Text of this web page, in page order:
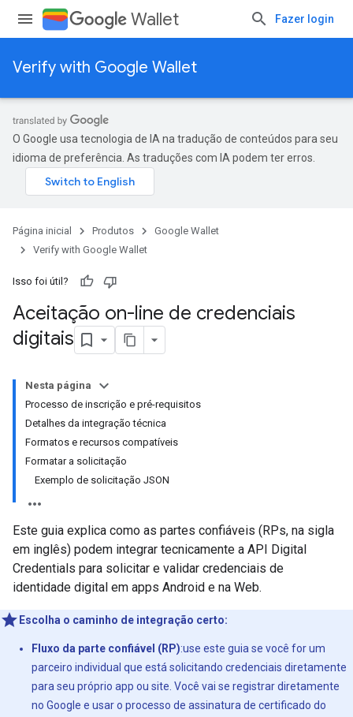
Wallet Fazer login
Verify with Google Wallet
O Google usa tecnologia de IA na tradução de conteúdos para seu
idioma de preferência. As traduções com IA podem ter erros.
Página inicial Produtos
Google Wallet
Verify with Google Wallet
Isso foi útil?
Aceitação on-line de credenciais
digitais
Nesta página
Processo de inscrição e pré-requisitos
Detalhes da integração técnica
Formatos e recursos compatíveis
Formatar a solicitação
Exemplo de solicitação JSON
Este guia explica como as partes confiáveis (RPs, na sigla
em inglês) podem integrar tecnicamente a API Digital
Credentials para solicitar e validar credenciais de
identidade digital em apps Android e na Web.
Escolha o caminho de integração certo:
Fluxo da parte confiável (RP):use este guia se você for um
parceiro individual que está solicitando credenciais diretamente
para seu próprio app ou site. Você vai se registrar diretamente
no Google e usar o processo de assinatura de certificado do